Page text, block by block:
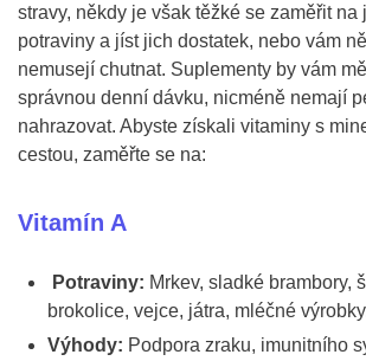
stravy, někdy je však těžké se zaměřit na
potraviny a jíst jich dostatek, nebo vám
nemusejí chutnat. Suplementy by vám
správnou denní dávku, nicméně nemají
nahrazovat. Abyste získali vitaminy s
cestou, zaměřte se na:
Vitamín A
Potraviny: Mrkev, sladké brambory,
brokolice, vejce, játra, mléčné
Výhody: Podpora zraku, imunitního